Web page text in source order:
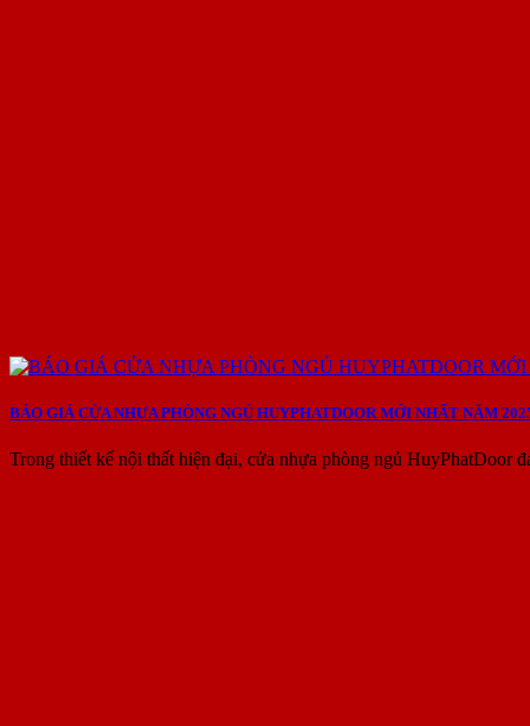
BÁO GIÁ CỬA NHỰA PHÒNG NGỦ HUYPHATDOOR MỚI NHẤT NĂM
Trong thiết kế nội thất hiện đại, cửa nhựa phòng ngủ HuyPhatDoor